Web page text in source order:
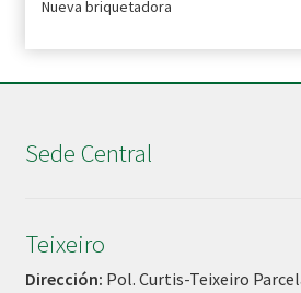
Nueva briquetadora
Sede Central
Teixeiro
Dirección: Pol. Curtis-Teixeiro